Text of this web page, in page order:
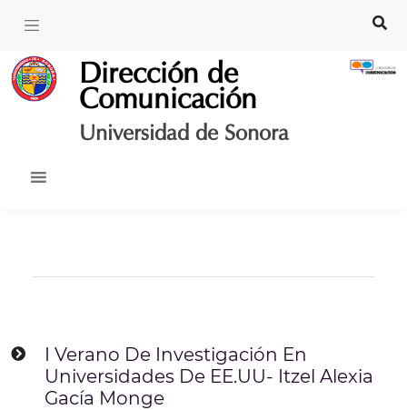
content
Dirección de
Comunicación
Universidad de Sonora
I Verano De Investigación En
Universidades De EE.UU- Itzel Alexia
Gacía Monge